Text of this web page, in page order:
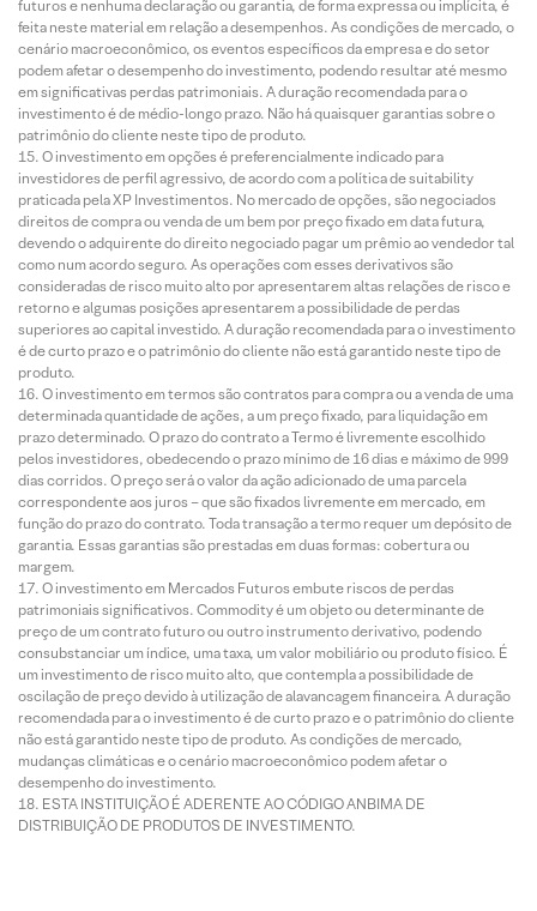
futuros e nenhuma declaração ou garantia, de forma expressa ou implícita, é
feita neste material em relação a desempenhos. As condições de mercado, o
cenário macroeconômico, os eventos específicos da empresa e do setor
podem afetar o desempenho do investimento, podendo resultar até mesmo
em significativas perdas patrimoniais. A duração recomendada para o
investimento é de médio-longo prazo. Não há quaisquer garantias sobre o
patrimônio do cliente neste tipo de produto.
O investimento em opções é preferencialmente indicado para
investidores de perfil agressivo, de acordo com a política de suitability
praticada pela XP Investimentos. No mercado de opções, são negociados
direitos de compra ou venda de um bem por preço fixado em data futura,
devendo o adquirente do direito negociado pagar um prêmio ao vendedor tal
como num acordo seguro. As operações com esses derivativos são
consideradas de risco muito alto por apresentarem altas relações de risco e
retorno e algumas posições apresentarem a possibilidade de perdas
superiores ao capital investido. A duração recomendada para o investimento
é de curto prazo e o patrimônio do cliente não está garantido neste tipo de
produto.
O investimento em termos são contratos para compra ou a venda de uma
determinada quantidade de ações, a um preço fixado, para liquidação em
prazo determinado. O prazo do contrato a Termo é livremente escolhido
pelos investidores, obedecendo o prazo mínimo de 16 dias e máximo de 999
dias corridos. O preço será o valor da ação adicionado de uma parcela
correspondente aos juros – que são fixados livremente em mercado, em
função do prazo do contrato. Toda transação a termo requer um depósito de
garantia. Essas garantias são prestadas em duas formas: cobertura ou
margem.
O investimento em Mercados Futuros embute riscos de perdas
patrimoniais significativos. Commodity é um objeto ou determinante de
preço de um contrato futuro ou outro instrumento derivativo, podendo
consubstanciar um índice, uma taxa, um valor mobiliário ou produto físico. É
um investimento de risco muito alto, que contempla a possibilidade de
oscilação de preço devido à utilização de alavancagem financeira. A duração
recomendada para o investimento é de curto prazo e o patrimônio do cliente
não está garantido neste tipo de produto. As condições de mercado,
mudanças climáticas e o cenário macroeconômico podem afetar o
desempenho do investimento.
ESTA INSTITUIÇÃO É ADERENTE AO CÓDIGO ANBIMA DE
DISTRIBUIÇÃO DE PRODUTOS DE INVESTIMENTO.